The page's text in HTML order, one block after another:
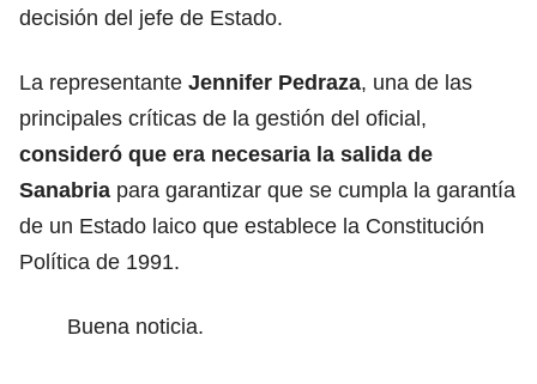
decisión del jefe de Estado.
La representante Jennifer Pedraza, una de las
principales críticas de la gestión del oficial,
consideró que era necesaria la salida de
Sanabria para garantizar que se cumpla la garantía
de un Estado laico que establece la Constitución
Política de 1991.
Buena noticia.